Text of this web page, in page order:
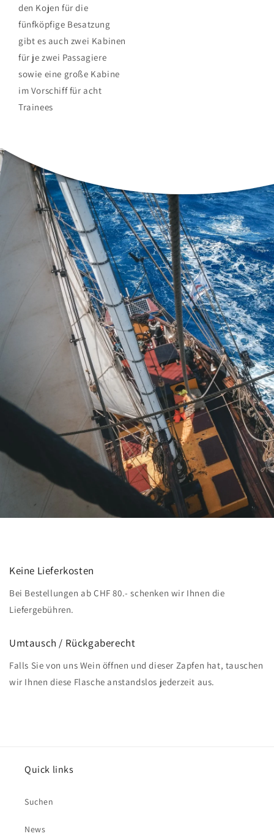
den Kojen für die
fünfköpfige Besatzung
gibt es auch zwei Kabinen
für je zwei Passagiere
sowie eine große Kabine
im Vorschiff für acht
Trainees
Keine Lieferkosten
Bei Bestellungen ab CHF 80.- schenken wir Ihnen die
Liefergebühren.
Umtausch / Rückgaberecht
Falls Sie von uns Wein öffnen und dieser Zapfen hat, tauschen
wir Ihnen diese Flasche anstandslos jederzeit aus.
Quick links
Suchen
News